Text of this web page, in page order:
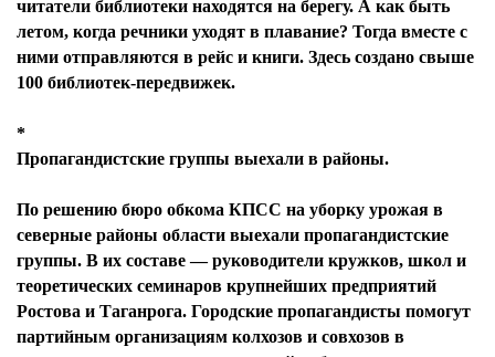
читатели библиотеки находятся на берегу. А как быть
летом, когда речники уходят в плавание? Тогда вместе с
ними отправляются в рейс и книги. Здесь создано свыше
100 библиотек-передвижек.
*
Пропагандистские группы выехали в районы.
По решению бюро обкома КПСС на уборку урожая в
северные районы области выехали пропагандистские
группы. В их составе — руководители кружков, школ и
теоретических семинаров крупнейших предприятий
Ростова и Таганрога. Городские пропагандисты помогут
партийным организациям колхозов и совхозов в